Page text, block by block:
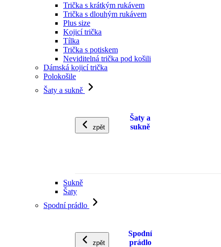
Trička s krátkým rukávem
Trička s dlouhým rukávem
Plus size
Kojicí trička
Tílka
Trička s potiskem
Neviditelná trička pod košili
Dámská kojicí trička
Polokošile
Šaty a sukně
zpět
Šaty a
sukně
Sukně
Šaty
Spodní prádlo
zpět
Spodní
prádlo